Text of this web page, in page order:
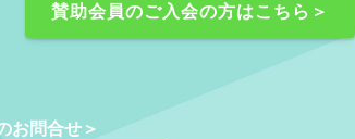
賛助会員のご入会の方はこちら＞
お問合せ＞